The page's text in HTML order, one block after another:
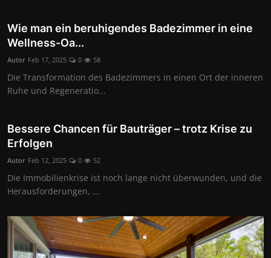
Wissenschaft & Gesundheit
Deutsch
Wie man ein beruhigendes Badezimmer in eine
Wellness-Oa...
Autor Feb 17, 2025 0 58
Die Transformation des Badezimmers in einen Ort der inneren
Ruhe und Regeneratio...
Bessere Chancen für Bauträger – trotz Krise zu
Erfolgen
Autor Feb 12, 2025 0 52
Die Immobilienkrise ist noch lange nicht überwunden, und die
Herausforderungen, ...